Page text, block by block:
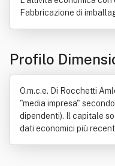
Fabbricazione di
Profilo
O.m.c.e. Di Rocchetti
"media impresa"
dipendenti). Il capitale
dati economici più